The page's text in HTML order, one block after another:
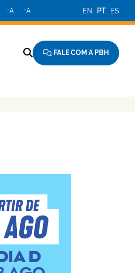
−A +A EN PT ES
FALE COM A PBH